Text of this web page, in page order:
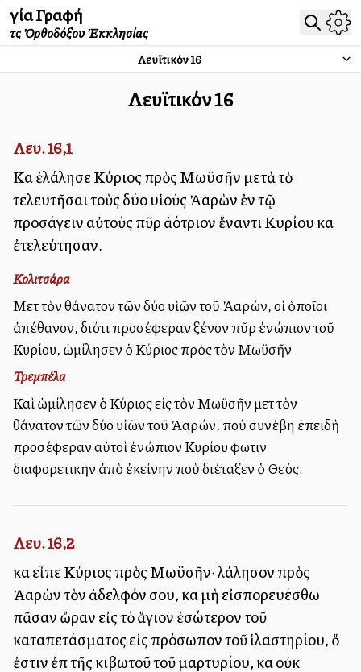
Ἁγία Γραφή
τῆς Ὀρθοδόξου Ἐκκλησίας
Λευϊτικόν16
Λευϊτικόν16
Λευ. 16,1
Καὶ ἐλάλησε Κύριος πρὸς Μωϋσῆν μετὰ τὸ
τελευτῆσαι τοὺς δύο υἱοὺς Ἀαρὼν ἐν τῷ
προσάγειν αὐτοὺς πῦρ ἀλλότριον ἔναντι Κυρίου καὶ
ἐτελεύτησαν.
Κολιτσάρα
Μετὰ τὸν θάνατον τῶν δύο υἱῶν τοῦ Ἀαρών, οἱ ὁποῖοι
ἀπέθανον, διότι προσέφεραν ξένον πῦρ ἐνώπιον τοῦ
Κυρίου, ὡμίλησεν ὁ Κύριος πρὸς τὸν Μωϋσῆν
Τρεμπέλα
Καὶ ὡμίλησεν ὁ Κύριος εἰς τὸν Μωϋσῆν μετὰ τὸν
θάνατον τῶν δύο υἱῶν τοῦ Ἀαρών, ποὺ συνέβη ἐπειδὴ
προσέφεραν αὐτοὶ ἐνώπιον Κυρίου φωτιὰν
διαφορετικὴν ἀπὸ ἐκείνην ποὺ διέταξεν ὁ Θεός.
Λευ. 16,2
καὶ εἶπε Κύριος πρὸς Μωϋσῆν· λάλησον πρὸς
Ἀαρὼν τὸν ἀδελφόν σου, καὶ μὴ εἰσπορευέσθω
πᾶσαν ὥραν εἰς τὸ ἅγιον ἐσώτερον τοῦ
καταπετάσματος εἰς πρόσωπον τοῦ ἱλαστηρίου, ὅ
ἐστιν ἐπὶ τῆς κιβωτοῦ τοῦ μαρτυρίου, καὶ οὐκ